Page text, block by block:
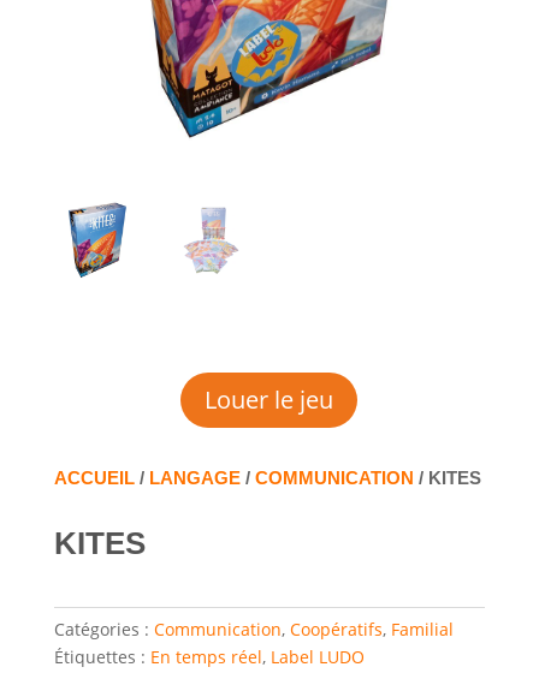
Louer le jeu
ACCUEIL/ LANGAGE/ COMMUNICATION / KITES
KITES
Catégories : Communication, Coopératifs, Familial
Étiquettes : En temps réel, Label LUDO